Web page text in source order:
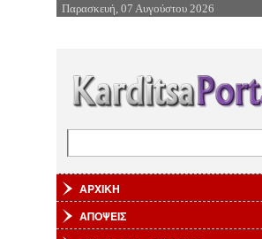
Επιστροφή στην Πλοήγηση
Παρασκευή, 07 Αυγούστου 2026
ΑΡΧΙΚΗ
ΑΠΟΨΕΙΣ